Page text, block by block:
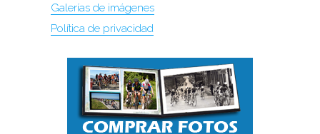
Galerías de imágenes
Política de privacidad